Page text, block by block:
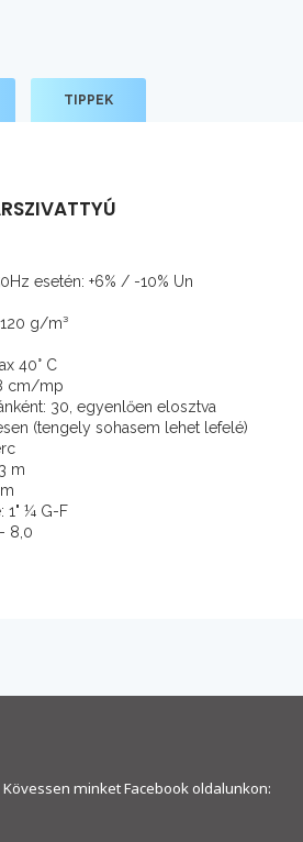
TIPPEK
esetén: +6% / -10% Un
g/m³
40° C
cm/mp
30, egyenlően elosztva
(tengely sohasem lehet lefelé)
m
1" ¼ G-F
8,0
Kövessen minket Facebook oldalunkon: